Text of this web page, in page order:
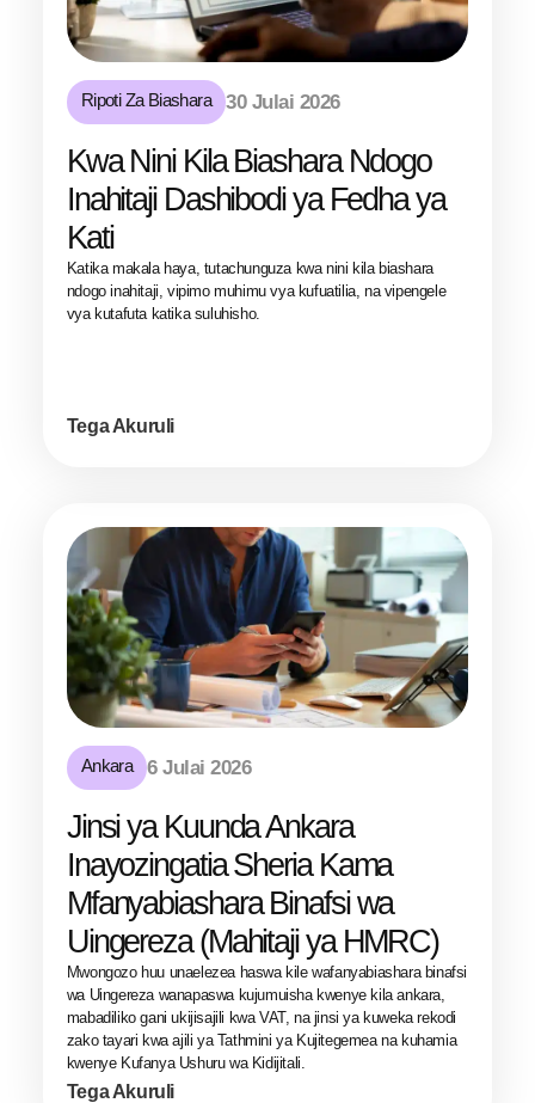
Ripoti Za Biashara 30 Julai 2026
Kwa Nini Kila Biashara Ndogo
Inahitaji Dashibodi ya Fedha ya
Kati
Katika makala haya, tutachunguza kwa nini kila biashara
ndogo inahitaji, vipimo muhimu vya kufuatilia, na vipengele
vya kutafuta katika suluhisho.
Tega Akuruli
Ankara 6 Julai 2026
Jinsi ya Kuunda Ankara
Inayozingatia Sheria Kama
Mfanyabiashara Binafsi wa
Uingereza (Mahitaji ya HMRC)
Mwongozo huu unaelezea haswa kile wafanyabiashara binafsi
wa Uingereza wanapaswa kujumuisha kwenye kila ankara,
mabadiliko gani ukijisajili kwa VAT, na jinsi ya kuweka rekodi
zako tayari kwa ajili ya Tathmini ya Kujitegemea na kuhamia
kwenye Kufanya Ushuru wa Kidijitali.
Tega Akuruli